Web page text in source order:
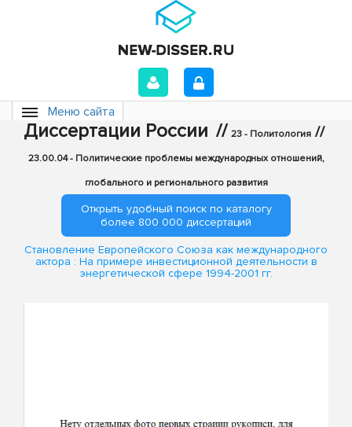
Меню сайта
Диссертации России // 23 - Политология //
23.00.04 - Политические проблемы международных отношений,
глобального и регионального развития
Открыть удобный поиск по каталогу
более 800 000 диссертаций
Становление Европейского Союза как международного
актора : На примере инвестиционной деятельности в
энергетической сфере 1994-2001 гг.